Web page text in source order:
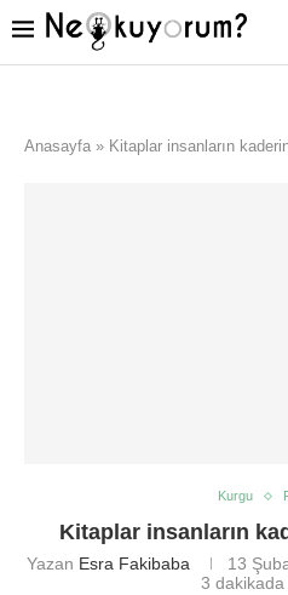
Anasayfa » Kitaplar insanların
Kurgu
Kitaplar insanların
Yazan Esra Fakibaba 13
3